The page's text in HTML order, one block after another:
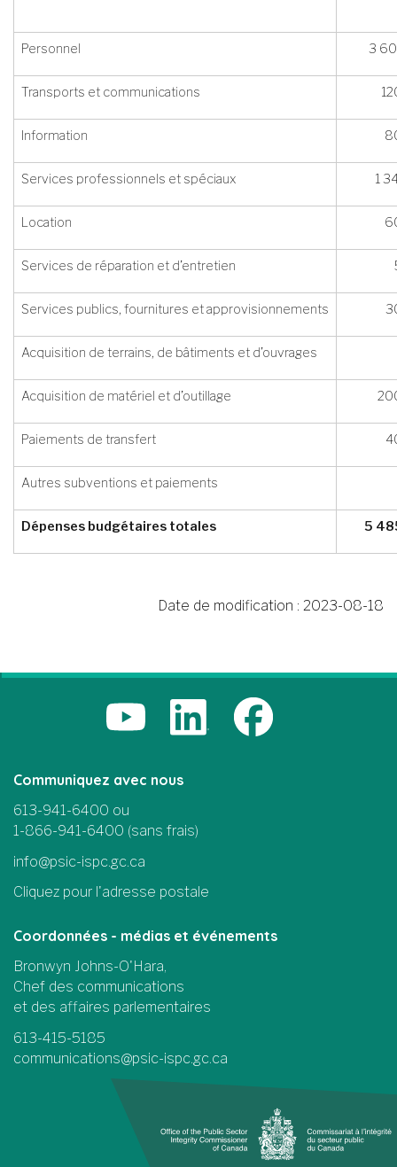
Personnel 3
Transports et communications
Information
Services professionnels et spéciaux 1
Location
Services de réparation et d’entretien
Services publics, fournitures et approvisionnements
Acquisition de terrains, de bâtiments et d’ouvrages
Acquisition de matériel et d’outillage
Paiements de transfert
Autres subventions et paiements
Dépenses budgétaires totales 5
Date de modification : 2023-08-18
Communiquez avec nous
613-941-6400 ou
1-866-941-6400 (sans frais)
info@psic-ispc.gc.ca
Cliquez pour l'adresse postale
Coordonnées - médias et événements
Bronwyn Johns-O'Hara,
Chef des communications
et des affaires parlementaires
613-415-5185
communications@psic-ispc.gc.ca